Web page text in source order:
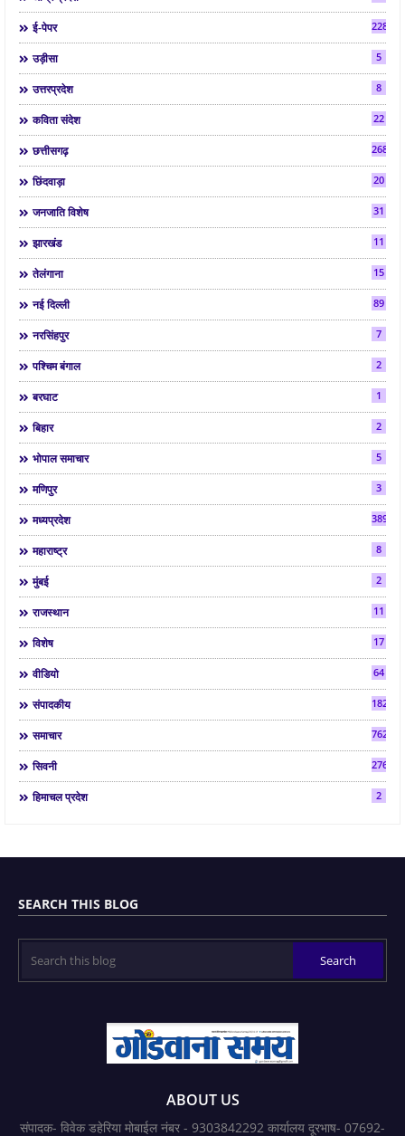
ई-पेपर 2286
उड़ीसा 5
उत्तरप्रदेश 8
कविता संदेश 22
छत्तीसगढ़ 268
छिंदवाड़ा 20
जनजाति विशेष 31
झारखंड 11
तेलंगाना 15
नई दिल्ली 89
नरसिंहपुर 7
पश्चिम बंगाल 2
बरघाट 1
बिहार 2
भोपाल समाचार 5
मणिपुर 3
मध्यप्रदेश 3892
महाराष्ट्र 8
मुंबई 2
राजस्थान 11
विशेष 17
वीडियो 64
संपादकीय 182
समाचार 7624
सिवनी 2763
हिमाचल प्रदेश 2
SEARCH THIS BLOG
ABOUT US
संपादक- विवेक डहेरिया मोबाईल नंबर - 9303842292 कार्यालय दूरभाष- 07692-